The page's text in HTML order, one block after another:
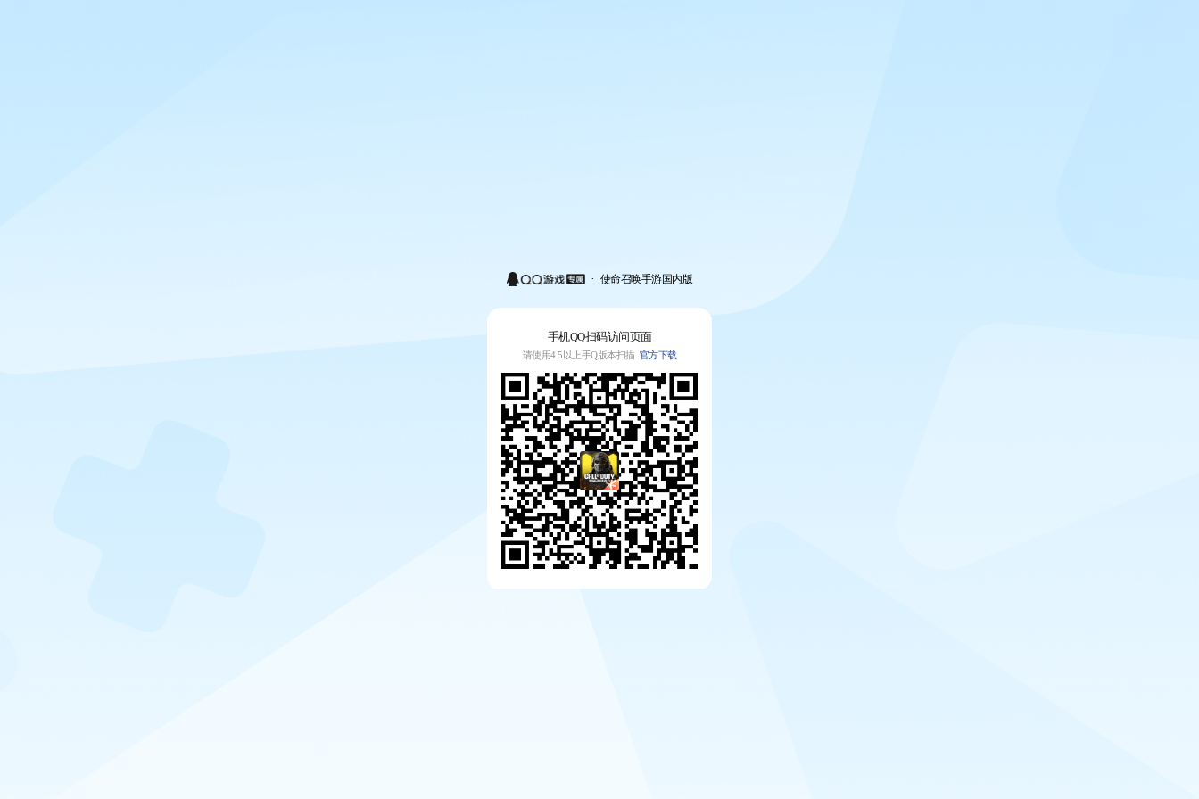
· 使命召唤手游国内版
手机QQ扫码访问页面
请使用4.5以上手Q版本扫描 官方下载